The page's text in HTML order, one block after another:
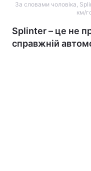
За словами чоловіка,
км/
Splinter – це не
справжній